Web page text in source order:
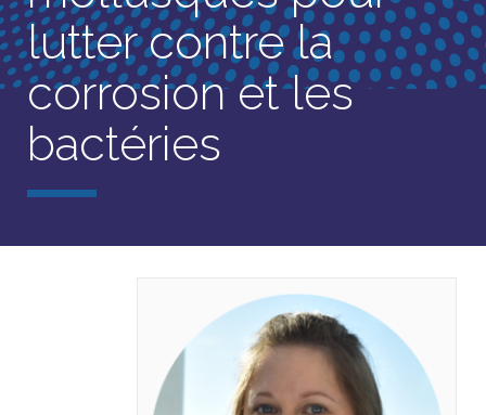
lutter contre la
corrosion et les
bactéries